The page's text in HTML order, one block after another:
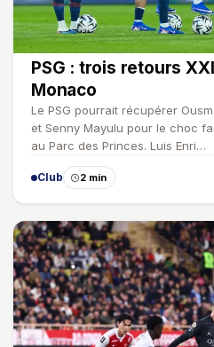
PSG : trois retours
Monaco
Le PSG pourrait récupérer
et Senny Mayulu pour le choc
au Parc des Princes. Luis Enri…
Club 2 min